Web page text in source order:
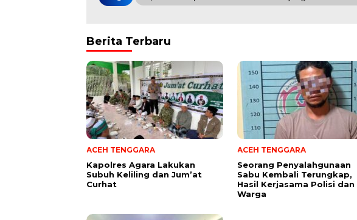
Berita Terbaru
ACEH TENGGARA
Kapolres Agara Lakukan
Subuh Keliling dan Jum’at
Curhat
ACEH TENGGARA
Seorang Penyalahgunaan
Sabu Kembali Terungkap,
Hasil Kerjasama Polisi dan
Warga